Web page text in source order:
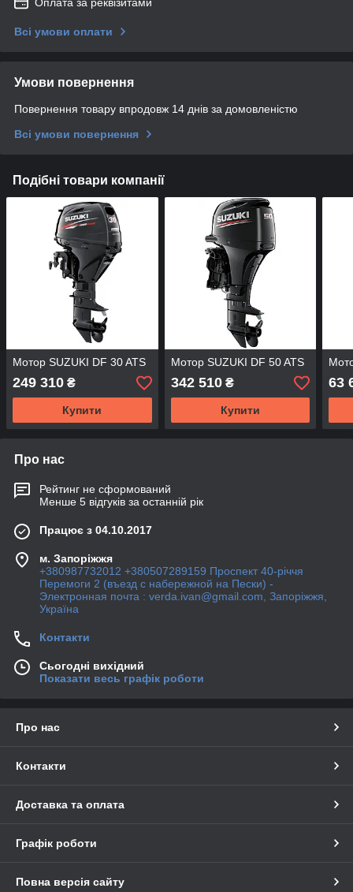
Всі умови оплати
Умови повернення
Повернення товару впродовж 14 днів за домовленістю
Всі умови повернення
Подібні товари компанії
Мотор SUZUKI DF 30 ATS
249 310 ₴
Купити
Мотор SUZUKI DF 50 ATS
342 510₴
Купити
63
Про нас
Рейтинг не сформований
Менше 5 відгуків за останній рік
Працює з 04.10.2017
м. Запоріжжя
+380987732012 +380507289159 Проспект 40-рiччя
Перемоги 2 (въезд с набережной на Пески) -
Электронная почта : verda.ivan@gmail.com, Запоріжжя,
Україна
Контакти
Сьогодні вихідний
Показати весь графік роботи
Про нас
Контакти
Доставка та оплата
Графік роботи
Повна версія сайту